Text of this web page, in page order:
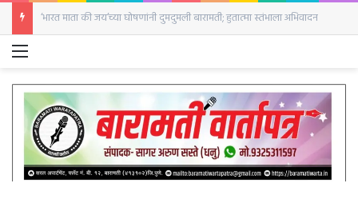
बारामतीत सजली घोड्यांची बाजारपेठ; पहिल्याच दिवशी २५ घोडे दाखल
Menu